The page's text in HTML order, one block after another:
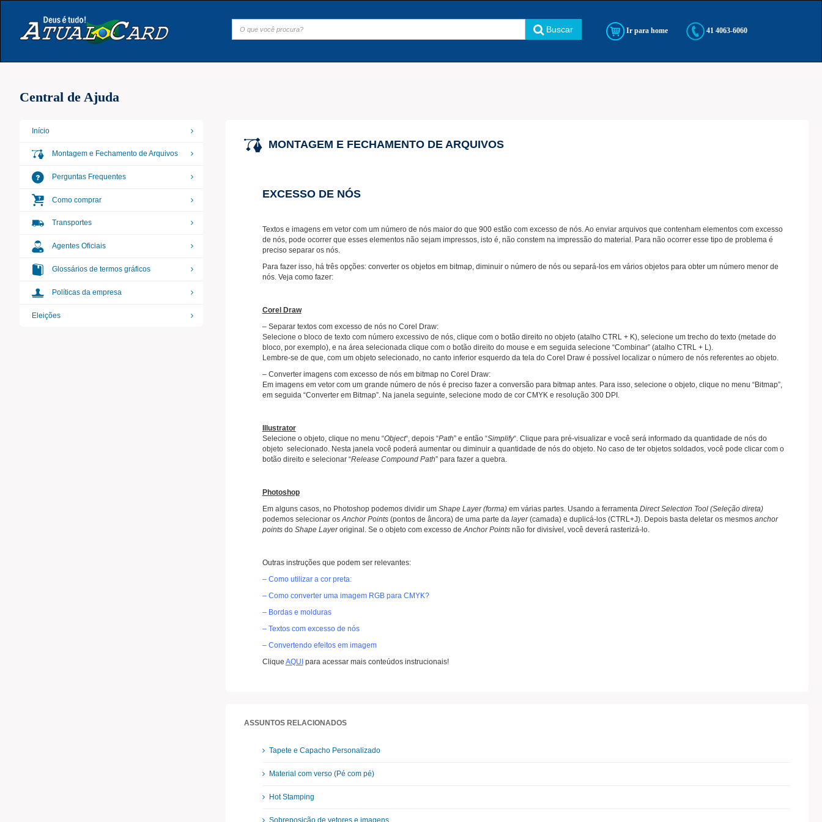
Buscar Ir para home 41 4063-6060
Central de Ajuda
Início
Montagem e Fechamento de Arquivos
Perguntas Frequentes
Como comprar
Transportes
Agentes Oficiais
Glossários de termos gráficos
Políticas da empresa
Eleições
MONTAGEM E FECHAMENTO DE ARQUIVOS
EXCESSO DE NÓS
Textos e imagens em vetor com um número de nós maior do que 900 estão com excesso de nós. Ao enviar arquivos que contenham elementos com excesso
de nós, pode ocorrer que esses elementos não sejam impressos, isto é, não constem na impressão do material. Para não ocorrer esse tipo de problema é
preciso separar os nós.
Para fazer isso, há três opções: converter os objetos em bitmap, diminuir o número de nós ou separá-los em vários objetos para obter um número menor de
nós. Veja como fazer:
Corel Draw
– Separar textos com excesso de nós no Corel Draw:
Selecione o bloco de texto com número excessivo de nós, clique com o botão direito no objeto (atalho CTRL + K), selecione um trecho do texto (metade do
bloco, por exemplo), e na área selecionada clique com o botão direito do mouse e em seguida selecione “Combinar” (atalho CTRL + L).
Lembre-se de que, com um objeto selecionado, no canto inferior esquerdo da tela do Corel Draw é possível localizar o número de nós referentes ao objeto.
– Converter imagens com excesso de nós em bitmap no Corel Draw:
Em imagens em vetor com um grande número de nós é preciso fazer a conversão para bitmap antes. Para isso, selecione o objeto, clique no menu “Bitmap”,
em seguida “Converter em Bitmap”. Na janela seguinte, selecione modo de cor CMYK e resolução 300 DPI.
Illustrator
Selecione o objeto, clique no menu “Object“, depois “Path” e então “Simplify“. Clique para pré-visualizar e você será informado da quantidade de nós do
objeto selecionado. Nesta janela você poderá aumentar ou diminuir a quantidade de nós do objeto. No caso de ter objetos soldados, você pode clicar com o
botão direito e selecionar “Release Compound Path” para fazer a quebra.
Photoshop
Em alguns casos, no Photoshop podemos dividir um Shape Layer (forma)em várias partes. Usando a ferramenta Direct Selection Tool (Seleção direta)
podemos selecionar osAnchor Points(pontos de âncora) de uma parte da layer(camada) e duplicá-los (CTRL+J). Depois basta deletar os mesmos anchor
pointsdo Shape Layeroriginal. Se o objeto com excesso de Anchor Pointsnão for divisível, você deverá rasterizá-lo.
Outras instruções que podem ser relevantes:
– Como utilizar a cor preta:
– Como converter uma imagem RGB para CMYK?
– Bordas e molduras
– Textos com excesso de nós
– Convertendo efeitos em imagem
Clique AQUI para acessar mais conteúdos instrucionais!
ASSUNTOS RELACIONADOS
Tapete e Capacho Personalizado
Material com verso (Pé com pé)
Hot Stamping
Sobreposição de vetores e imagens